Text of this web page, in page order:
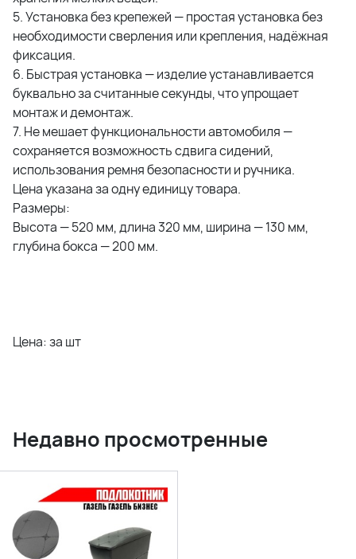
5. Установка без крепежей — простая установка без
необходимости сверления или крепления, надёжная
фиксация.
6. Быстрая установка — изделие устанавливается
буквально за считанные секунды, что упрощает
монтаж и демонтаж.
7. Не мешает функциональности автомобиля —
сохраняется возможность сдвига сидений,
использования ремня безопасности и ручника.
Цена указана за одну единицу товара.
Размеры:
Высота — 520 мм, длина 320 мм, ширина — 130 мм,
глубина бокса — 200 мм.
Цена: за шт
Недавно просмотренные